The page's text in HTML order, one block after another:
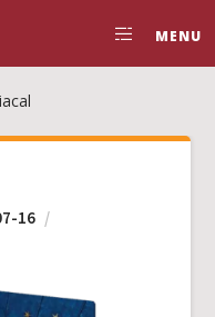
MENU
16